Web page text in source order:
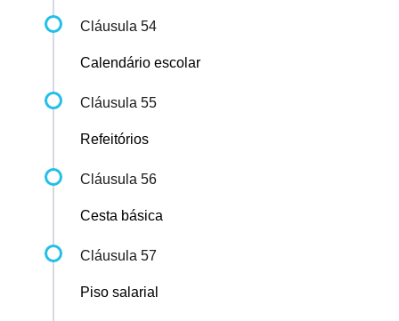
Cláusula 54
Calendário escolar
Cláusula 55
Refeitórios
Cláusula 56
Cesta básica
Cláusula 57
Piso salarial